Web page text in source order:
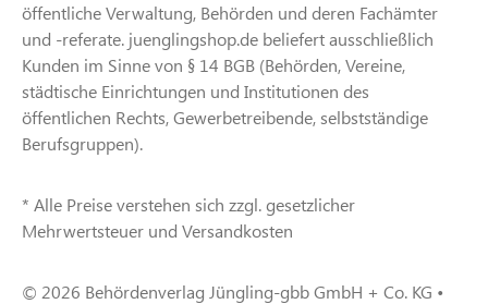
öffentliche Verwaltung, Behörden und deren Fachämter
und -referate. juenglingshop.de beliefert ausschließlich
Kunden im Sinne von § 14 BGB (Behörden, Vereine,
städtische Einrichtungen und Institutionen des
öffentlichen Rechts, Gewerbetreibende, selbstständige
Berufsgruppen).
* Alle Preise verstehen sich zzgl. gesetzlicher
Mehrwertsteuer und Versandkosten
© 2026 Behördenverlag Jüngling-gbb GmbH + Co. KG •